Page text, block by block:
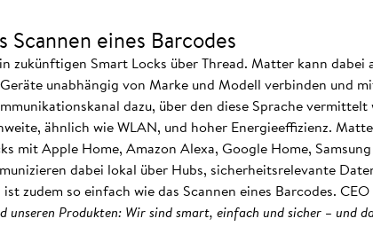
Scannen eines Barcodes
zukünftigen Smart Locks über Thread. Matter kann dabei
unabhängig von Marke und Modell verbinden und
dazu, über den diese Sprache
ähnlich wie WLAN, und hoher Energieeffizienz.
mit Apple Home, Amazon Alexa, Google Home,
dabei lokal über Hubs, sicherheitsrelevante
zudem so einfach wie das Scannen eines Barcodes.
unseren Produkten: Wir sind smart, einfach und sicher – und